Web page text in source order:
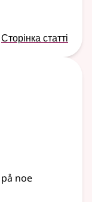
Сторінка статті
noe